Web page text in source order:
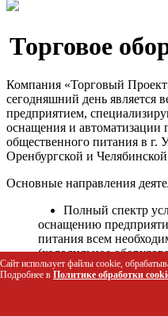
Торговое
Компания «Торговый
сегодняшний день является
предприятием,
оснащения и автоматизации
общественного питания в г.
Оренбургской и Челябинской
Основные направления
Полный спектр
оснащению
питания всем
(холодильное
оборудование,
Автоматизация
Сайт использует файлы cookie,
Подробнее в Политике обработки